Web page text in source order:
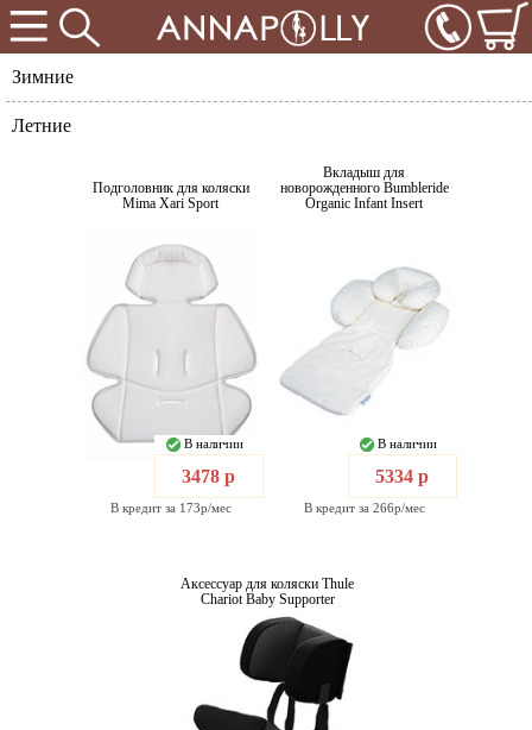
Зимние
Летние
Подголовник для коляски
Mima Xari Sport
В наличии
3478 р
В кредит за 173р/мес
Вкладыш для
новорожденного Bumbleride
Organic Infant Insert
В наличии
5334 р
В кредит за 266р/мес
Аксессуар для коляски Thule
Chariot Baby Supporter